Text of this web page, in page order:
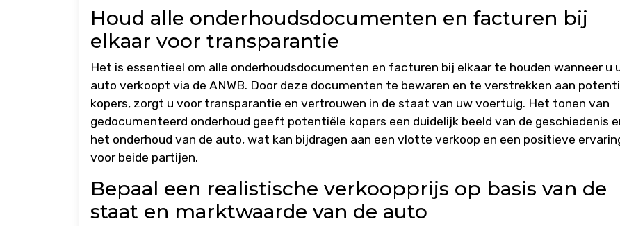
Houd alle onderhoudsdocumenten en facturen bij
elkaar voor transparantie
Het is essentieel om alle onderhoudsdocumenten en facturen bij elkaar te houden wanneer u
auto verkoopt via de ANWB. Door deze documenten te bewaren en te verstrekken aan
kopers, zorgt u voor transparantie en vertrouwen in de staat van uw voertuig. Het tonen van
gedocumenteerd onderhoud geeft potentiële kopers een duidelijk beeld van de geschiedenis
het onderhoud van de auto, wat kan bijdragen aan een vlotte verkoop en een positieve
voor beide partijen.
Bepaal een realistische verkoopprijs op basis van de
staat en marktwaarde van de auto